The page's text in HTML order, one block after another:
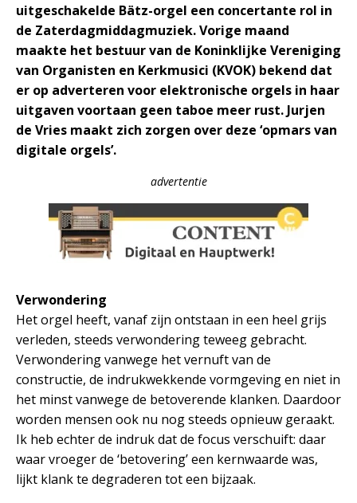
uitgeschakelde Bätz-orgel een concertante rol in
de Zaterdagmiddagmuziek. Vorige maand
maakte het bestuur van de Koninklijke Vereniging
van Organisten en Kerkmusici (KVOK) bekend dat
er op adverteren voor elektronische orgels in haar
uitgaven voortaan geen taboe meer rust. Jurjen
de Vries maakt zich zorgen over deze ‘opmars van
digitale orgels’.
advertentie
Verwondering
Het orgel heeft, vanaf zijn ontstaan in een heel grijs
verleden, steeds verwondering teweeg gebracht.
Verwondering vanwege het vernuft van de
constructie, de indrukwekkende vormgeving en niet in
het minst vanwege de betoverende klanken. Daardoor
worden mensen ook nu nog steeds opnieuw geraakt.
Ik heb echter de indruk dat de focus verschuift: daar
waar vroeger de ‘betovering’ een kernwaarde was,
lijkt klank te degraderen tot een bijzaak.